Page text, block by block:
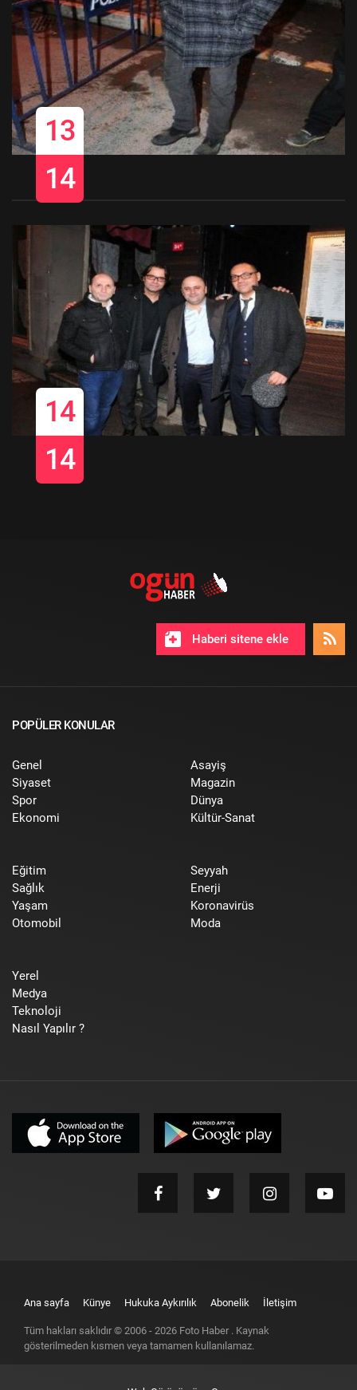
13
14
14
14
Haberi sitene ekle
POPÜLER KONULAR
Genel
Siyaset
Spor
Ekonomi
Asayiş
Magazin
Dünya
Kültür-Sanat
Eğitim
Sağlık
Yaşam
Otomobil
Seyyah
Enerji
Koronavirüs
Moda
Yerel
Medya
Teknoloji
Nasıl Yapılır ?
Ana sayfa Künye Hukuka Aykırılık Abonelik İletişim
Tüm hakları saklıdır © 2006 - 2026 Foto Haber . Kaynak
gösterilmeden kısmen veya tamamen kullanılamaz.